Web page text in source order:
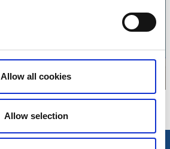
Allow all cookies
Allow selection